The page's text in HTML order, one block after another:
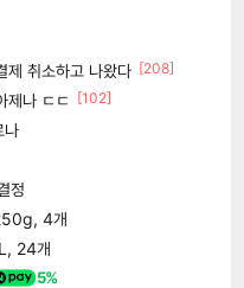
취소하고 나왔다 [208]
나 ㄷㄷ
[102]
나
정
4개
24개
5%